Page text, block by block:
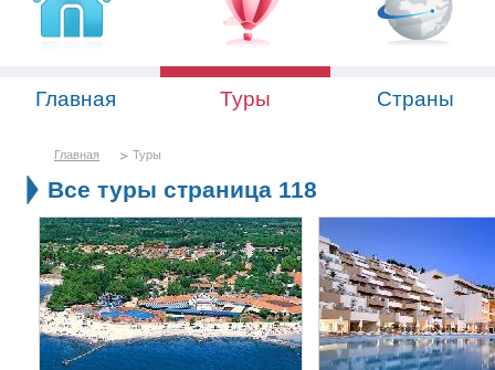
Главная Туры Страны
Главная Туры
Все туры страница 118